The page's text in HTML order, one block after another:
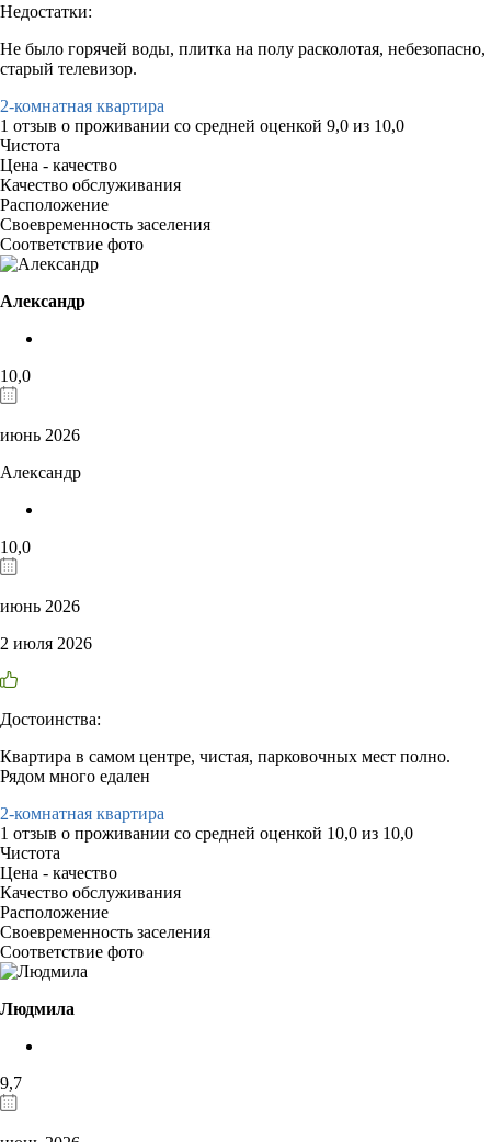
Недостатки:
Не было горячей воды, плитка на полу расколотая, небезопасно,
старый телевизор.
2-комнатная квартира
1 отзыв о проживании со средней оценкой 9,0 из 10,0
Чистота
Цена - качество
Качество обслуживания
Расположение
Своевременность заселения
Соответствие фото
Александр
10,0
июнь 2026
Александр
10,0
июнь 2026
2 июля 2026
Достоинства:
Квартира в самом центре, чистая, парковочных мест полно.
Рядом много едален
2-комнатная квартира
1 отзыв о проживании со средней оценкой 10,0 из 10,0
Чистота
Цена - качество
Качество обслуживания
Расположение
Своевременность заселения
Соответствие фото
Людмила
9,7